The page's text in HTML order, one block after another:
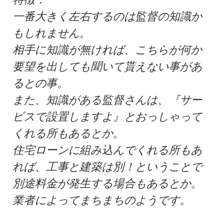
一番大きく左右するのは監督の知識か
もしれません。
相手に知識が無ければ、こちらが何か
要望を出しても聞いて貰えない事があ
るとの事。
また、知識がある監督さんは、『サー
ビスで設置しますよ』とおっしゃって
くれる所もあるとか。
住宅ローンに組み込んでくれる所もあ
れば、工事と建築は別！ということで
別途料金が発生する場合もあるとか。
業者によってまちまちのようです。